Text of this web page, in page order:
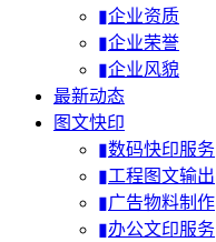
▮企业资质
▮企业荣誉
▮企业风貌
最新动态
图文快印
▮数码快印服务
▮工程图文输出
▮广告物料制作
▮办公文印服务